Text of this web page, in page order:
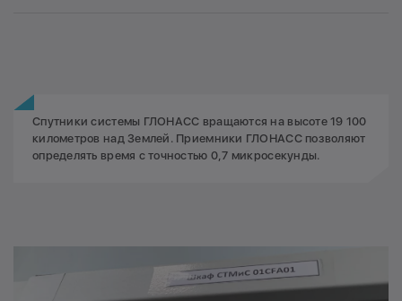
Спутники системы ГЛОНАСС вращаются на высоте 19 100
километров над Землей. Приемники ГЛОНАСС позволяют
определять время с точностью 0,7 микросекунды.